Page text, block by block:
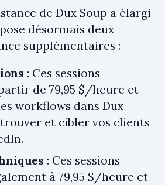
de Dux Soup a élargi
désormais deux
supplémentaires :
: Ces sessions
de 79,95 $/heure et
workflows dans Dux
trouver et cibler vos clients
: Ces sessions
à 79,95 $/heure et